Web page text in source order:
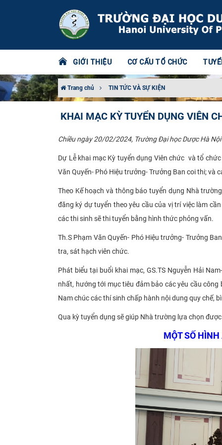
GIỚI THIỆU CƠ CẤU TỔ CHỨC
Trang chủ TIN TỨC VÀ SỰ KIỆN
KHAI MẠC KỲ TUYỂN DỤNG VIÊN
Chiều ngày 20/02/2024, Trường Đại học Dược Hà
Dự Lễ khai mạc Kỳ tuyển dụng Viên chức và tổ
Văn Quyến- Phó Hiệu trưởng- Trưởng Ban coi thi; và
Theo Kế hoạch và thông báo tuyển dụng Nhà
đăng ký dự tuyển theo yêu cầu của vị trí việc làm
các thi sinh sẽ thi tuyển bằng hình thức phỏng vấn.
Th.S Phạm Văn Quyến- Phó Hiệu trưởng- Trưởng
tra, sát hạch viên chức.
Phát biểu tại buổi khai mạc, GS.TS Nguyễn Hải
nhất, hướng tới mục tiêu đảm bảo các yêu cầu
Nam chúc các thí sinh chấp hành nội dung quy chế,
Qua kỳ tuyển dụng sẽ giúp Nhà trường lựa chọn
MỘT SỐ